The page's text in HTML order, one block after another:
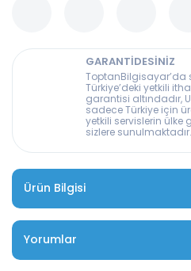
GARANTİDESİNİZ
ToptanBilgisayar’da
Türkiye’deki yetkili
garantisi altındadır,
sadece Türkiye için
yetkili servislerin ülke
sizlere sunulmaktadır.
Ürün Bilgisi
Yorumlar